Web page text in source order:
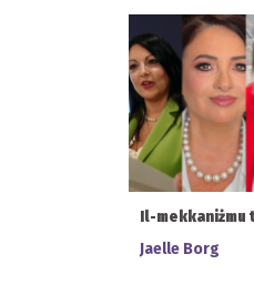
Il-mekkaniżmu
Jaelle Borg